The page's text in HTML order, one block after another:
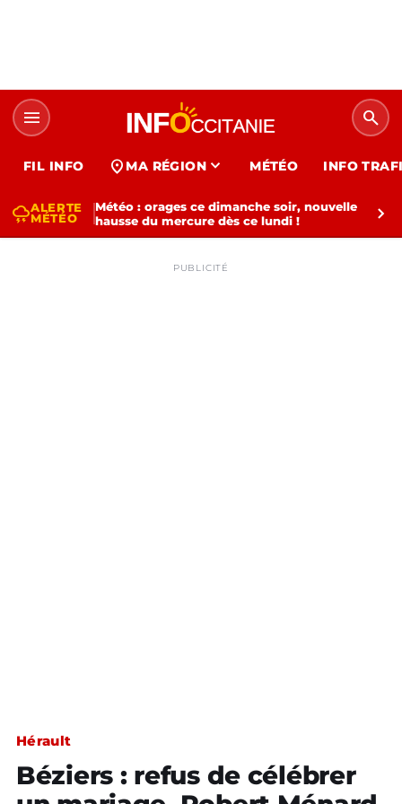
menu search
FIL INFO location_on MA RÉGION expand_more MÉTÉO INFO
thunderstormALERTE
MÉTÉO
Météo : orages ce dimanche soir, nouvelle
hausse du mercure dès ce lundi !
chevron_right
PUBLICITÉ
Hérault
Béziers : refus de célébrer